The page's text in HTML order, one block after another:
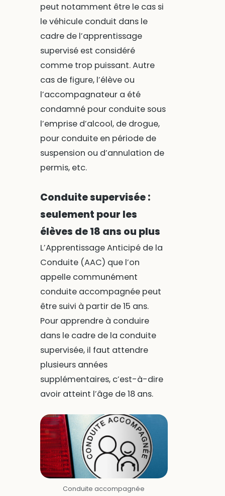
peut notamment être le cas si
le véhicule conduit dans le
cadre de l’apprentissage
supervisé est considéré
comme trop puissant. Autre
cas de figure, l’élève ou
l’accompagnateur a été
condamné pour conduite sous
l’emprise d’alcool, de drogue,
pour conduite en période de
suspension ou d’annulation de
permis, etc.
Conduite supervisée :
seulement pour les
élèves de 18 ans ou plus
L’Apprentissage Anticipé de la
Conduite (AAC) que l’on
appelle communément
conduite accompagnée peut
être suivi à partir de 15 ans.
Pour apprendre à conduire
dans le cadre de la conduite
supervisée, il faut attendre
plusieurs années
supplémentaires, c’est-à-dire
avoir atteint l’âge de 18 ans.
Conduite accompagnée